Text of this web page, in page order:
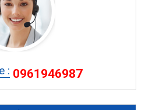
: 0961946987